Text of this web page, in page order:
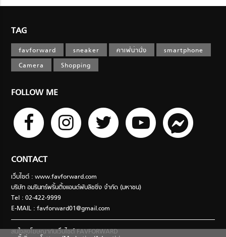
TAG
favforward sneaker คาเฟ่น่านั่ง
smartphone
Camera
Shopping
FOLLOW ME
CONTACT
เว็บไซต์ : www.favforward.com
บริษัท อมรินทร์พริ้นติ้งแอนด์พับลิชชิ่ง จำกัด (มหาชน)
Tel : 02-422-9999
E-MAIL :favforward01@gmail.com
สนใจลงโฆษณากับเว็บไซต์ FAVFORWARD